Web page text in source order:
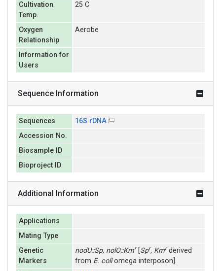
Cultivation
Temp.
25 C
Oxygen
Relationship
Aerobe
Information for
Users
Sequence Information
Sequences
16S rDNA
Accession No.
Biosample ID
Bioproject ID
Additional Information
Applications
Mating Type
Genetic
Markers
nodU::Sp, nolO::Kmr[Spr, Kmrderived
from E. coliomega interposon].